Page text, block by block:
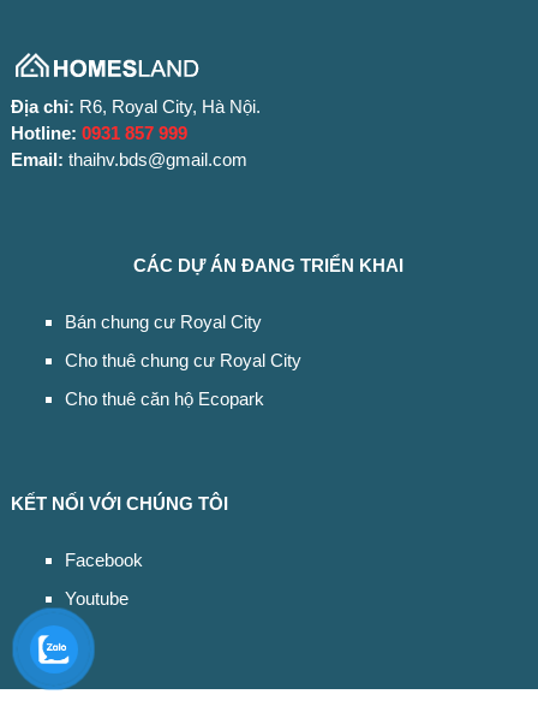
Địa chỉ: R6, Royal City, Hà Nội.
Hotline: 0931 857 999
Email: thaihv.bds@gmail.com
CÁC DỰ ÁN ĐANG TRIỂN KHAI
Bán chung cư Royal City
Cho thuê chung cư Royal City
Cho thuê căn hộ Ecopark
KẾT NỐI VỚI CHÚNG TÔI
Facebook
Youtube